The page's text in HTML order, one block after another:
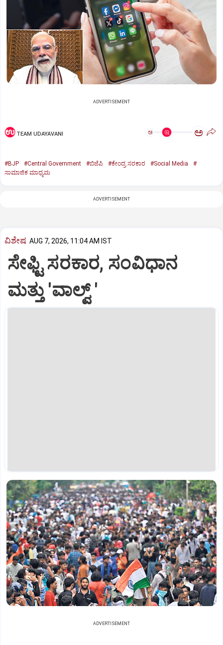
ADVERTISEMENT
TEAM UDAYAVANI ಅ ಅ
#BJP #Central Government #ಬಿಜೆಪಿ #ಕೇಂದ್ರ ಸರಕಾರ #Social Media
#
ಸಾಮಾಜಿಕ ಮಾಧ್ಯಮ
ADVERTISEMENT
ವಿಶೇಷ AUG 7, 2026, 11:04 AM IST
ಸೇಫ್ಟಿ ಸರಕಾರ, ಸಂವಿಧಾನ
ಮತ್ತು 'ವಾಲ್ವ್ '
ADVERTISEMENT